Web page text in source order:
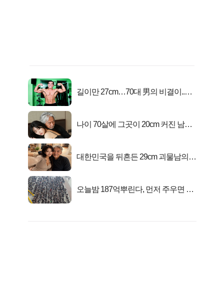
길이만 27cm…70대 男의 비결이..충
나이 70살에 그곳이 20cm 커진 남자..
대한민국을 뒤흔든 29cm 괴물남의
오늘밤 187억뿌린다, 먼저 주우면 최